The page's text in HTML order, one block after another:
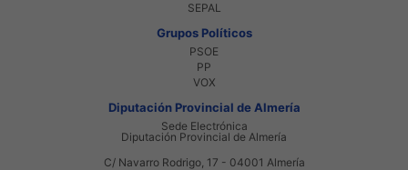
SEPAL
Grupos Políticos
PSOE
PP
VOX
Diputación Provincial de Almería
Sede Electrónica
Diputación Provincial de Almería
C/ Navarro Rodrigo, 17 - 04001 Almería